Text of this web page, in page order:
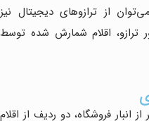
از ترازوهای دیجیتال نیز
ترازو، اقلام شمارش شده توسط
انبار فروشگاه، دو ردیف از اقلام